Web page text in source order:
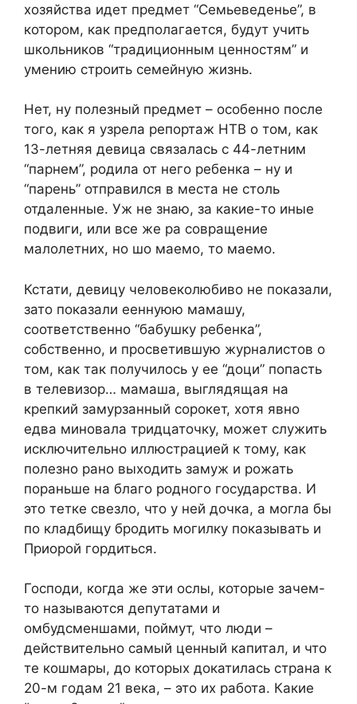
хозяйства идет предмет “Семьеведенье”, в
котором, как предполагается, будут учить
школьников “традиционным ценностям” и
умению строить семейную жизнь.
Нет, ну полезный предмет – особенно после
того, как я узрела репортаж НТВ о том, как
13-летняя девица связалась с 44-летним
“парнем”, родила от него ребенка – ну и
“парень” отправился в места не столь
отдаленные. Уж не знаю, за какие-то иные
подвиги, или все же ра совращение
малолетних, но шо маемо, то маемо.
Кстати, девицу человеколюбиво не показали,
зато показали ееннуюю мамашу,
соответственно “бабушку ребенка”,
собственно, и просветившую журналистов о
том, как так получилось у ее “доци” попасть
в телевизор… мамаша, выглядящая на
крепкий замурзанный сорокет, хотя явно
едва миновала тридцаточку, может служить
исключительно иллюстрацией к тому, как
полезно рано выходить замуж и рожать
пораньше на благо родного государства. И
это тетке свезло, что у ней дочка, а могла бы
по кладбищу бродить могилку показывать и
Приорой гордиться.
Господи, когда же эти ослы, которые зачем-
то называются депутатами и
омбудсменшами, поймут, что люди –
действительно самый ценный капитал, и что
те кошмары, до которых докатилась страна к
20-м годам 21 века, – это их работа. Какие